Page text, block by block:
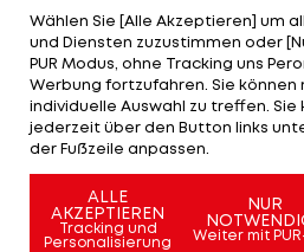
kommen bei denLASK
Remis. Diallo bringt die
vom Punkt in Führung (38.),
dem Seitenwechsel nur
Wels auf Rang zwei, die LASK
Wählen Sie [Alle Akzeptieren] um
und Diensten zuzustimmen oder
PUR Modus, ohne Tracking uns
Werbung fortzufahren. Sie
individuelle Auswahl zu treffen. Sie
jederzeit über den Button links
der Fußzeile anpassen.
ALLE
AKZEPTIEREN
Tracking und
Personalisierung
NUR
Weiter mit